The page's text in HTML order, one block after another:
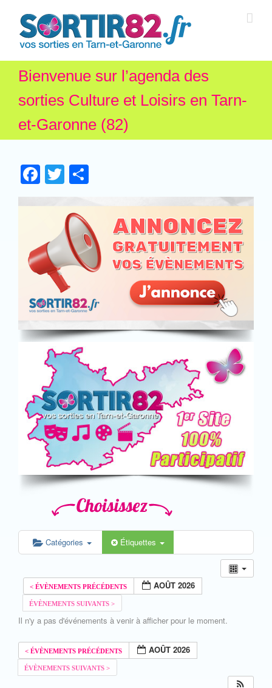
Bienvenue sur l’agenda des
sorties Culture et Loisirs en Tarn-
et-Garonne (82)
Facebook
Twitter
Catégories Étiquettes
AOÛT 2026
Il n'y a pas d'événements à venir à afficher pour le moment.
AOÛT 2026